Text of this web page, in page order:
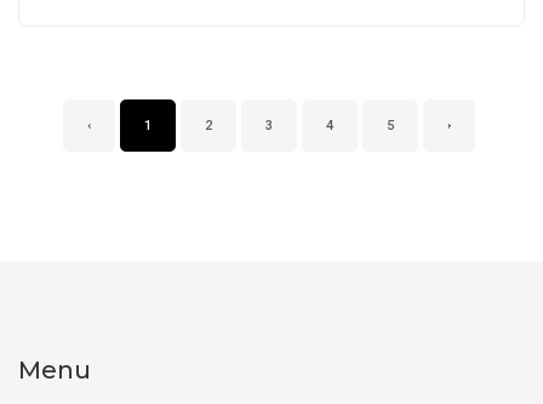
‹ 1 2 3 4 5 ›
Menu